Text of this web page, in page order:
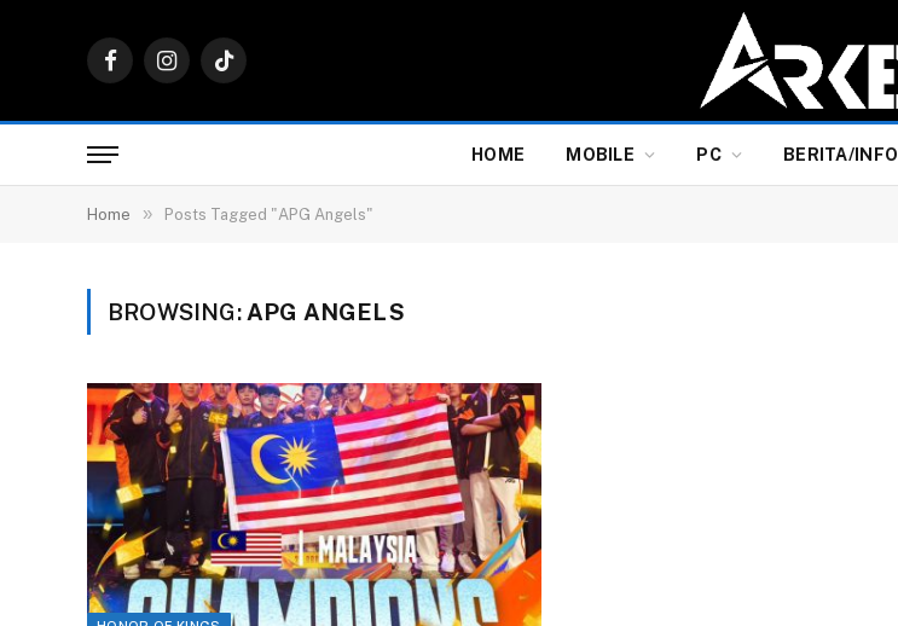
FacebookInstagramTikTok
HOME MOBILE PC BERITA/INFO
Home » Posts Tagged "APG Angels"
BROWSING: APG ANGELS